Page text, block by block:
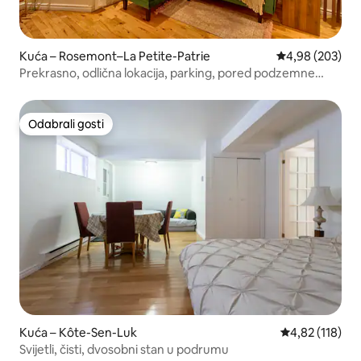
Kuća – Rosemont–La Petite-Patrie Prosječna
4,98 (203)
Prekrasno, odlična lokacija, parking, pored podzemne
Odabrali gosti
Odabrali gosti
Kuća – Kôte-Sen-Luk Prosječna
4,82 (118)
Svijetli, čisti, dvosobni stan u podrumu